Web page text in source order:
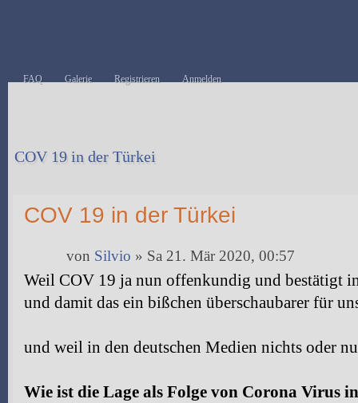
FAQ Galerie Registrieren Anmelden
COV 19 in der Türkei
COV 19 in der Türkei
von Silvio » Sa 21. Mär 2020, 00:57
Weil COV 19 ja nun offenkundig und bestätigt
und damit das ein bißchen überschaubarer für
und weil in den deutschen Medien nichts oder
Wie ist die Lage als Folge von Corona Virus